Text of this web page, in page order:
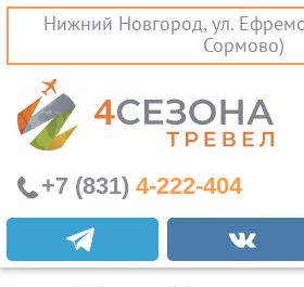
Нижний Новгород, ул.
Сормово)
Экскурсионные туры
Заграничные экскурсии
+7 (831) 4-222-404